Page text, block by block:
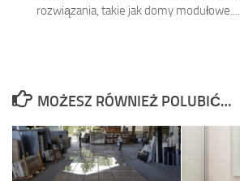
rozwiązania, takie jak domy modułowe....
MOŻESZ RÓWNIEŻ POLUBIĆ…